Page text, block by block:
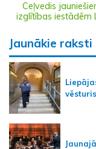
Ceļvedis
izglītības iestādēm
Jaunākie raksti